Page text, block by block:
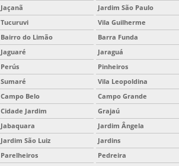
Jaçanã Jardim São Paulo
Tucuruvi Vila Guilherme
Bairro do Limão Barra Funda
Jaguaré Jaraguá
Perús Pinheiros
Sumaré Vila Leopoldina
Campo Belo Campo Grande
Cidade Jardim Grajaú
Jabaquara Jardim Ângela
Jardim São Luiz Jardins
Parelheiros Pedreira